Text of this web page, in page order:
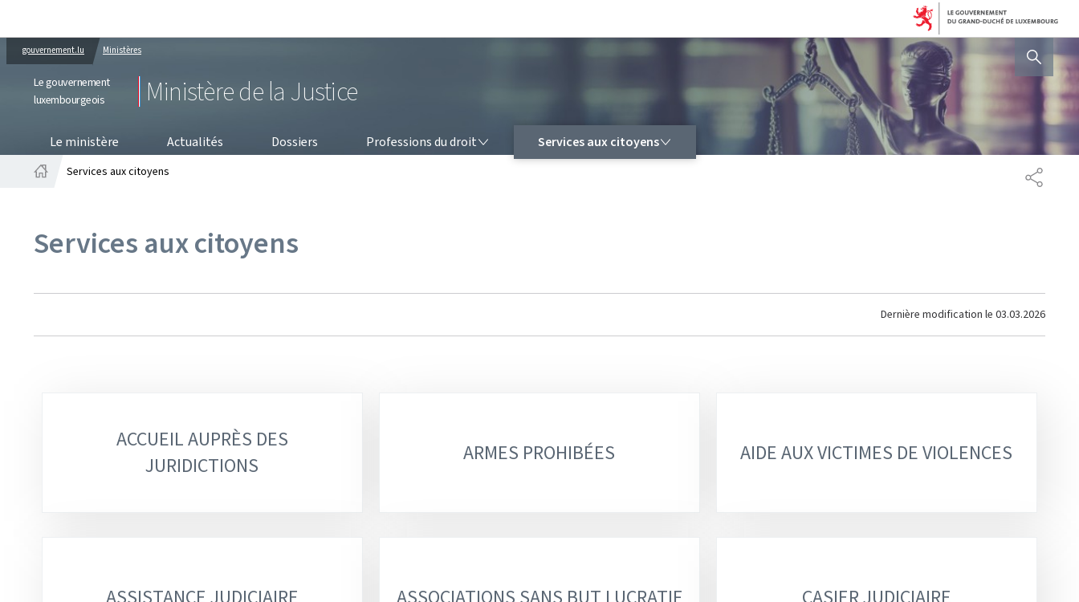
gouvernement.lu Ministères
Le gouvernement
luxembourgeois
Ministère de la Justice
AFFICHER / MASQUER
Le ministère Actualités Dossiers Professions du droit Services aux citoyens
Services aux citoyens
Services aux citoyens
Dernière modification le 03.03.2026
ACCUEIL AUPRÈS DES
JURIDICTIONS
ARMES PROHIBÉES AIDE AUX VICTIMES DE VIOLENCES
ASSISTANCE JUDICIAIRE ASSOCIATIONS SANS BUT LUCRATIF CASIER JUDICIAIRE